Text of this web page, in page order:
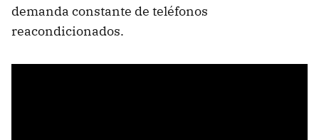
demanda constante de teléfonos
reacondicionados.